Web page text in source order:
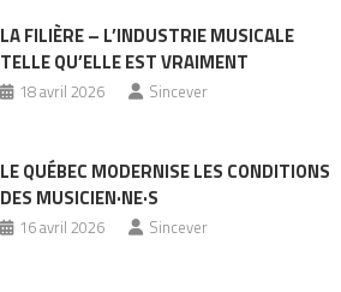
LA FILIÈRE – L’INDUSTRIE MUSICALE
TELLE QU’ELLE EST VRAIMENT
18 avril 2026 Sincever
LE QUÉBEC MODERNISE LES CONDITIONS
DES MUSICIEN·NE·S
16 avril 2026 Sincever